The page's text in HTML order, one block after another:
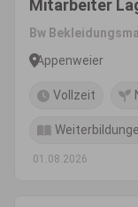
Mitarbeiter
Bw
Appenweier
Vollzeit
01.08.2026